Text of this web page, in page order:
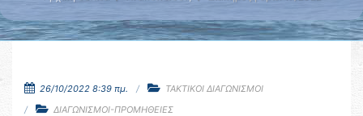
26/10/2022 8:39 πμ.
ΤΑΚΤΙΚΟΙ ΔΙΑΓΩΝΙΣΜΟΙ
ΔΙΑΓΩΝΙΣΜΟΙ-ΠΡΟΜΗΘΕΙΕΣ